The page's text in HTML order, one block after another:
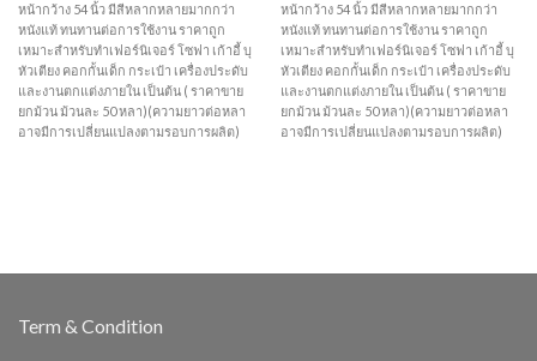
หน้ากว้าง 54 นิ้ว มีสีหลากหลายมากกว่า
หนังแท้ ทนทานต่อการใช้งาน ราคาถูก
เหมาะสำหรับทำเฟอร์นิเจอร์ โซฟา เก้าอี้ บุ
หัวเตียง คอกกั้นเด็ก กระเป๋า เครื่องประดับ
และงานตกแต่งภายใน เป็นต้น ( ราคาขาย
ยกม้วน ม้วนละ 50 หลา)(ความยาวต่อหลา
อาจมีการเปลี่ยนแปลงตามรอบการผลิต)
หน้ากว้าง 54 นิ้ว มีสีหลากหลายมากกว่า
หนังแท้ ทนทานต่อการใช้งาน ราคาถูก
เหมาะสำหรับทำเฟอร์นิเจอร์ โซฟา เก้าอี้ บุ
หัวเตียง คอกกั้นเด็ก กระเป๋า เครื่องประดับ
และงานตกแต่งภายใน เป็นต้น ( ราคาขาย
ยกม้วน ม้วนละ 50 หลา)(ความยาวต่อหลา
อาจมีการเปลี่ยนแปลงตามรอบการผลิต)
Term & Condition